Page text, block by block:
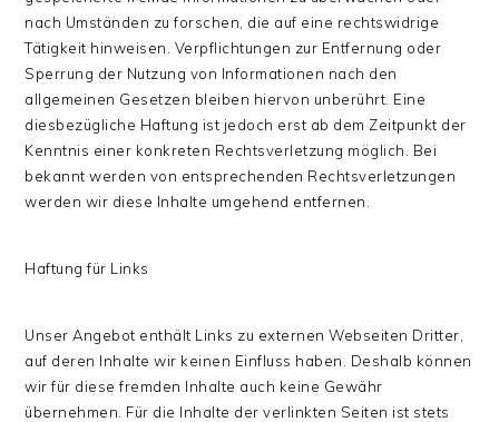
nach Umständen zu forschen, die auf eine rechtswidrige
Tätigkeit hinweisen. Verpflichtungen zur Entfernung oder
Sperrung der Nutzung von Informationen nach den
allgemeinen Gesetzen bleiben hiervon unberührt. Eine
diesbezügliche Haftung ist jedoch erst ab dem Zeitpunkt der
Kenntnis einer konkreten Rechtsverletzung möglich. Bei
bekannt werden von entsprechenden Rechtsverletzungen
werden wir diese Inhalte umgehend entfernen.
Haftung für Links
Unser Angebot enthält Links zu externen Webseiten Dritter,
auf deren Inhalte wir keinen Einfluss haben. Deshalb können
wir für diese fremden Inhalte auch keine Gewähr
übernehmen. Für die Inhalte der verlinkten Seiten ist stets